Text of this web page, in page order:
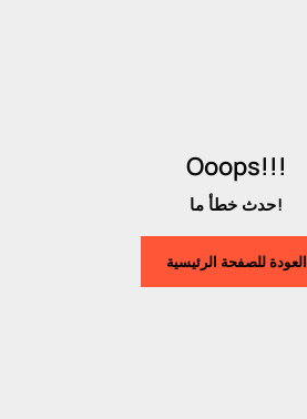
Ooops!!!
حدث خطأ ما!
العودة للصفحة الرئيسية